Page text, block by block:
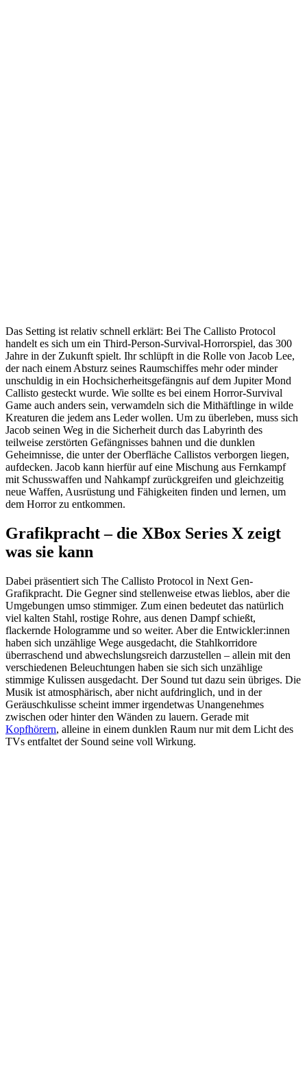
Das Setting ist relativ schnell erklärt: Bei The Callisto Protocol
handelt es sich um ein Third-Person-Survival-Horrorspiel, das 300
Jahre in der Zukunft spielt. Ihr schlüpft in die Rolle von Jacob Lee,
der nach einem Absturz seines Raumschiffes mehr oder minder
unschuldig in ein Hochsicherheitsgefängnis auf dem Jupiter Mond
Callisto gesteckt wurde. Wie sollte es bei einem Horror-Survival
Game auch anders sein, verwamdeln sich die Mithäftlinge in wilde
Kreaturen die jedem ans Leder wollen. Um zu überleben, muss sich
Jacob seinen Weg in die Sicherheit durch das Labyrinth des
teilweise zerstörten Gefängnisses bahnen und die dunklen
Geheimnisse, die unter der Oberfläche Callistos verborgen liegen,
aufdecken. Jacob kann hierfür auf eine Mischung aus Fernkampf
mit Schusswaffen und Nahkampf zurückgreifen und gleichzeitig
neue Waffen, Ausrüstung und Fähigkeiten finden und lernen, um
dem Horror zu entkommen.
Grafikpracht – die XBox Series X zeigt
was sie kann
Dabei präsentiert sich The Callisto Protocol in Next Gen-
Grafikpracht. Die Gegner sind stellenweise etwas lieblos, aber die
Umgebungen umso stimmiger. Zum einen bedeutet das natürlich
viel kalten Stahl, rostige Rohre, aus denen Dampf schießt,
flackernde Hologramme und so weiter. Aber die Entwickler:innen
haben sich unzählige Wege ausgedacht, die Stahlkorridore
überraschend und abwechslungsreich darzustellen – allein mit den
verschiedenen Beleuchtungen haben sie sich sich unzählige
stimmige Kulissen ausgedacht. Der Sound tut dazu sein übriges. Die
Musik ist atmosphärisch, aber nicht aufdringlich, und in der
Geräuschkulisse scheint immer irgendetwas Unangenehmes
zwischen oder hinter den Wänden zu lauern. Gerade mit
Kopfhörern, alleine in einem dunklen Raum nur mit dem Licht des
TVs entfaltet der Sound seine voll Wirkung.